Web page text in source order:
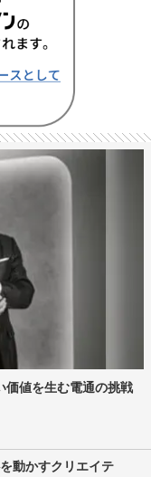
価値を生む電通の挑戦
動かすクリエイテ